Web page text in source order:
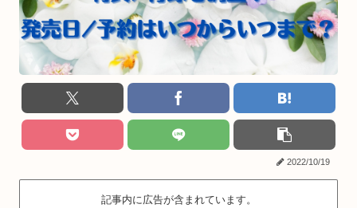
2022/10/19
記事内に広告が含まれています。